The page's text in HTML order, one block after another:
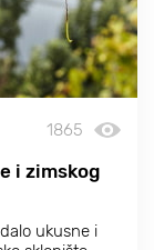
1865
i zimskog
ukusne i